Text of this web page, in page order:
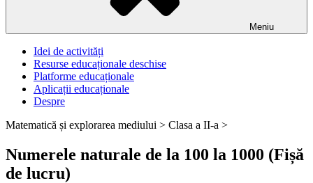
Meniu
Idei de activități
Resurse educaționale deschise
Platforme educaționale
Aplicații educaționale
Despre
Matematică și explorarea mediului > Clasa a II-a >
Numerele naturale de la 100 la 1000 (Fișă
de lucru)